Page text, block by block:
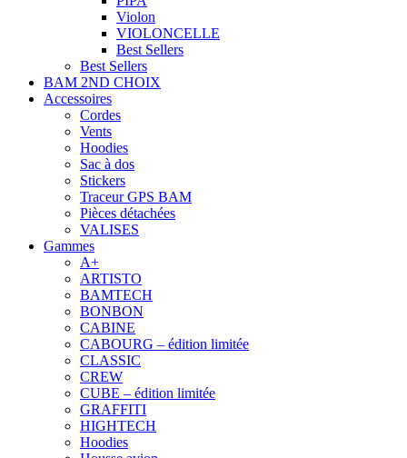
Violon
VIOLONCELLE
Best Sellers
Best Sellers
BAM 2ND CHOIX
Accessoires
Cordes
Vents
Hoodies
Sac à dos
Stickers
Traceur GPS BAM
Pièces détachées
VALISES
Gammes
A+
ARTISTO
BAMTECH
BONBON
CABINE
CABOURG – édition limitée
CLASSIC
CREW
CUBE – édition limitée
GRAFFITI
HIGHTECH
Hoodies